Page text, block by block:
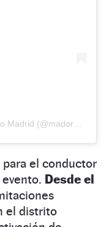
Una publicación compartida por Orgullo Madrid (@madorgullo)
el conductor
Desde el
el distrito